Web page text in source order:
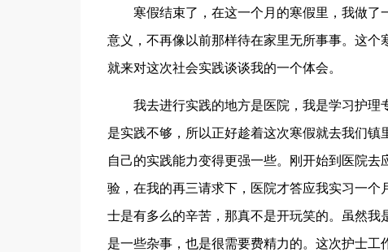
寒假结束了，在这一个月的寒假里，我做
意义，不再像以前那样待在家里无所事事。这
就来对这次社会实践谈谈我的一个体会。
我去进行实践的地方是医院，我是学习护
是实践不够，所以正好趁着这次寒假就去我们
自己的实践能力变得更强一些。刚开始到医院
验，在我的再三请求下，医院才答应我实习一
士是有多么的辛苦，那真不是开玩笑的。虽然
是一些杂事，也是很需要费精力的。这次护士